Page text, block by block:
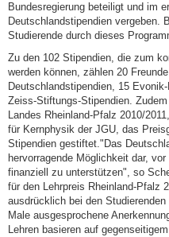
Bundesregierung beteiligt und im
Deutschlandstipendien vergeben.
Studierende durch dieses
Zu den 102 Stipendien, die zum
werden können, zählen 20
Deutschlandstipendien, 15
Zeiss-Stiftungs-Stipendien.
Landes Rheinland-Pfalz 2010/
für Kernphysik der JGU, das
Stipendien gestiftet."Das
hervorragende Möglichkeit dar,
finanziell zu unterstützen", so
für den Lehrpreis Rheinland-Pfalz
ausdrücklich bei den
Male ausgesprochene
Lehren basieren auf